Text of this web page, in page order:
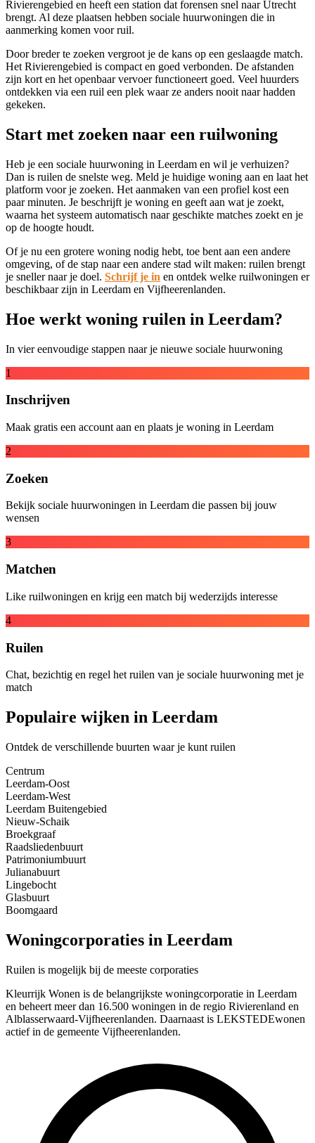
Rivierengebied en heeft een station dat forensen snel naar Utrecht
brengt. Al deze plaatsen hebben sociale huurwoningen die in
aanmerking komen voor ruil.
Door breder te zoeken vergroot je de kans op een geslaagde match.
Het Rivierengebied is compact en goed verbonden. De afstanden
zijn kort en het openbaar vervoer functioneert goed. Veel huurders
ontdekken via een ruil een plek waar ze anders nooit naar hadden
gekeken.
Start met zoeken naar een ruilwoning
Heb je een sociale huurwoning in Leerdam en wil je verhuizen?
Dan is ruilen de snelste weg. Meld je huidige woning aan en laat het
platform voor je zoeken. Het aanmaken van een profiel kost een
paar minuten. Je beschrijft je woning en geeft aan wat je zoekt,
waarna het systeem automatisch naar geschikte matches zoekt en je
op de hoogte houdt.
Of je nu een grotere woning nodig hebt, toe bent aan een andere
omgeving, of de stap naar een andere stad wilt maken: ruilen brengt
je sneller naar je doel. Schrijf je in en ontdek welke ruilwoningen er
beschikbaar zijn in Leerdam en Vijfheerenlanden.
Hoe werkt woning ruilen in Leerdam?
In vier eenvoudige stappen naar je nieuwe sociale huurwoning
1
Inschrijven
Maak gratis een account aan en plaats je woning in Leerdam
2
Zoeken
Bekijk sociale huurwoningen in Leerdam die passen bij jouw
wensen
3
Matchen
Like ruilwoningen en krijg een match bij wederzijds interesse
4
Ruilen
Chat, bezichtig en regel het ruilen van je sociale huurwoning met je
match
Populaire wijken in Leerdam
Ontdek de verschillende buurten waar je kunt ruilen
Centrum
Leerdam-Oost
Leerdam-West
Leerdam Buitengebied
Nieuw-Schaik
Broekgraaf
Raadsliedenbuurt
Patrimoniumbuurt
Julianabuurt
Lingebocht
Glasbuurt
Boomgaard
Woningcorporaties in Leerdam
Ruilen is mogelijk bij de meeste corporaties
Kleurrijk Wonen is de belangrijkste woningcorporatie in Leerdam
en beheert meer dan 16.500 woningen in de regio Rivierenland en
Alblasserwaard-Vijfheerenlanden. Daarnaast is LEKSTEDEwonen
actief in de gemeente Vijfheerenlanden.